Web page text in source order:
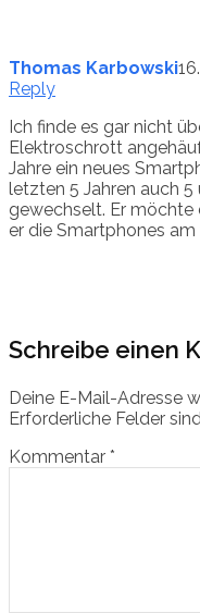
Thomas Karbowski
Reply
Ich finde es gar nicht
Elektroschrott
Jahre ein neues
letzten 5 Jahren auch
gewechselt. Er möchte
er die Smartphones
Schreibe einen
Deine E-Mail-Adresse
Erforderliche Felder
Kommentar *